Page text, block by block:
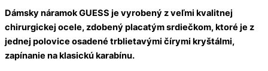
Dámsky náramok GUESS je vyrobený z veľmi kvalitnej
chirurgickej ocele, zdobený placatým srdiečkom, ktoré je z
jednej polovice osadené trblietavými čírymi kryštálmi,
zapínanie na klasickú karabínu.